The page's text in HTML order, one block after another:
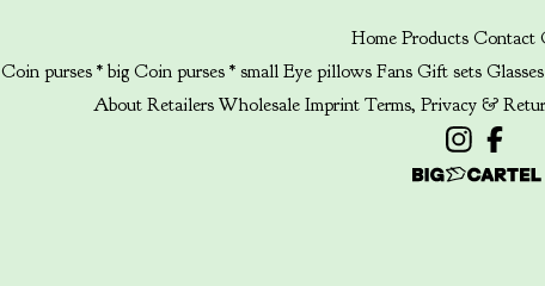
Home Products Contact
Coin purses * big Coin purses * small Eye pillows Fans Gift sets
About Retailers Wholesale Imprint Terms, Privacy &